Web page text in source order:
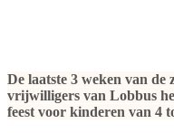
De laatste 3 weken van de
vrijwilligers van Lobbus
feest voor kinderen van 4